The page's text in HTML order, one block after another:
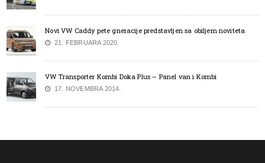
Novi VW Caddy pete gneracije predstavljen sa obiljem noviteta
21. FEBRUARA 2020.
VW Transporter Kombi Doka Plus – Panel van i Kombi
17. NOVEMBRA 2014.